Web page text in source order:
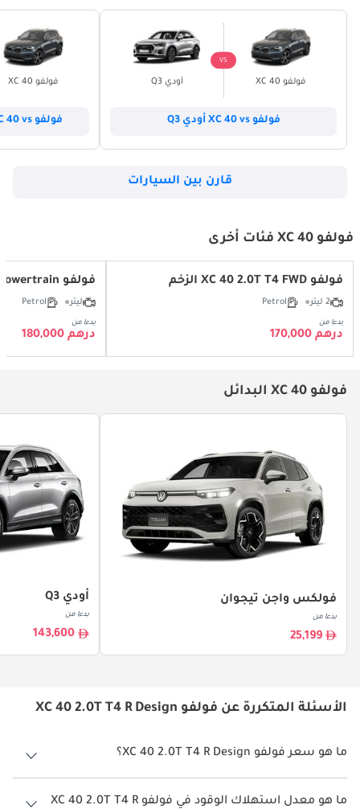
فولفو XC 40
VS
أودي Q3
فولفو XC 40 vs أودي Q3
فولفو XC 40
فولفو XC 40 vs فولكس واجن تيجوان
قارن بين السيارات
فولفو XC 40 فئات أخرى
فولفو XC 40 2.0T T4 FWD الزخم
2 ليتر Petrol
بدءا من
درهم 170,000
فولفو XC 40 B4 2.0T Powertrain
ليتر Petrol
بدءا من
درهم 180,000
فولفو XC 40 البدائل
فولكس واجن تيجوان
بدءا من
25,199
أودي Q3
بدءا من
143,600
الأسئلة المتكررة عن فولفو XC 40 2.0T T4 R Design
ما هو سعر فولفو XC 40 2.0T T4 R Design؟
سعر فولفو XC 40 2.0T T4 R Design هو درهم 185,000.
ما هو معدل استهلاك الوقود في فولفو XC 40 2.0T T4 R